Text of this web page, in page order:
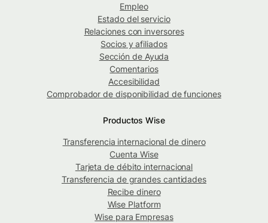
Empleo
Estado del servicio
Relaciones con inversores
Socios y afiliados
Sección de Ayuda
Comentarios
Accesibilidad
Comprobador de disponibilidad de funciones
Productos Wise
Transferencia internacional de dinero
Cuenta Wise
Tarjeta de débito internacional
Transferencia de grandes cantidades
Recibe dinero
Wise Platform
Wise para Empresas